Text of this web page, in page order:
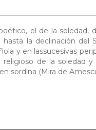
el de la soledad,
hasta la declinación
y en lassucesivas
de la soledad
sordina (Mira de